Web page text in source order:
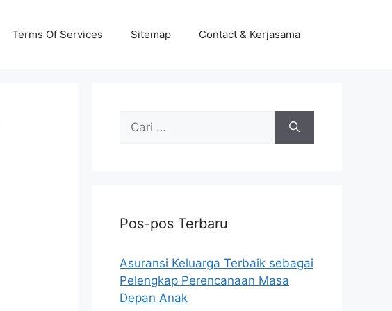
Terms Of Services Sitemap Contact & Kerjasama
Cari
Pos-pos Terbaru
Asuransi Keluarga Terbaik sebagai
Pelengkap Perencanaan Masa
Depan Anak